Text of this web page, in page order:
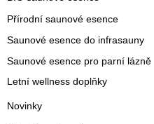
Přírodní saunové esence
Saunové esence do infrasauny
Saunové esence pro parní lázně
Letní wellness doplňky
Novinky